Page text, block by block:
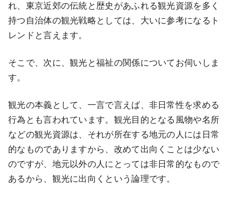
れ、東京近郊の伝統と歴史があふれる観光資源を多く
持つ自治体の観光戦略としては、大いに参考になるト
レンドと言えます。
そこで、次に、観光と福祉の関係についてお伺いしま
す。
観光の本義として、一言で言えば、非日常性を求める
行為とも言われています。観光目的となる風物や名所
などの観光資源は、それが所在する地元の人には日常
的なものでありますから、改めて出向くことは少ない
のですが、地元以外の人にとっては非日常的なもので
あるから、観光に出向くという論理です。